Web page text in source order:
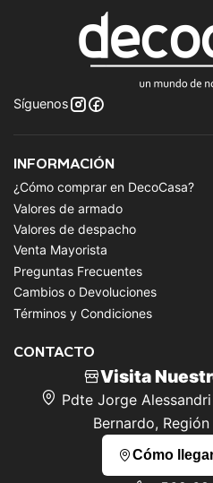
Síguenos
INFORMACIÓN
¿Cómo comprar en DecoCasa?
Valores de armado
Valores de despacho
Venta Mayorista
Preguntas Frecuentes
Cambios o Devoluciones
Términos y Condiciones
CONTACTO
Visita
Pdte Jorge
Bernardo,
Cómo